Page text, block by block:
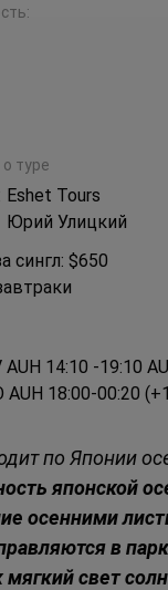
туре
Eshet Tours
Юрий Улицкий
сингл: $650
14:10 -19:10
AUH 18:00-00:20
по Японии
японской
осенними
в
мягкий свет